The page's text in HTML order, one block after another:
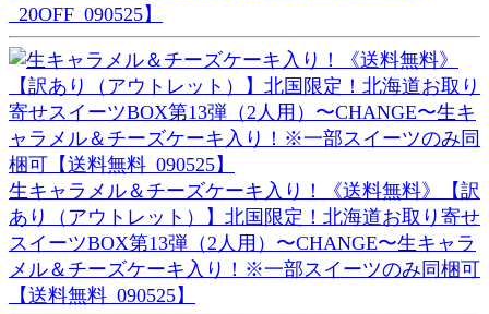
_20OFF_090525】
生キャラメル＆チーズケーキ入り！《送料無料》【訳
あり（アウトレット）】北国限定！北海道お取り寄せ
スイーツBOX第13弾（2人用）〜CHANGE〜生キャラ
メル＆チーズケーキ入り！※一部スイーツのみ同梱可
【送料無料_090525】